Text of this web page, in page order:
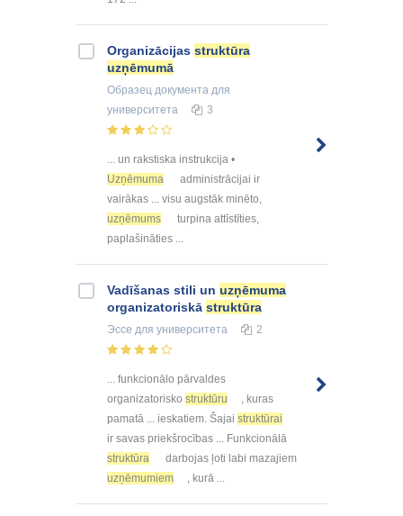
Organizācijas struktūra
uzņēmumā
Образец документа для
университета
3
... un rakstiska instrukcija •
Uzņēmuma
administrācijai ir
vairākas ... visu augstāk minēto,
uzņēmums
turpina attīstīties,
paplašināties ...
Vadīšanas stili un uzņēmuma
organizatoriskā struktūra
Эссе для университета 2
... funkcionālo pārvaldes
organizatorisko struktūru
, kuras
pamatā ... ieskatiem. Šajai struktūrai
ir savas priekšrocības ... Funkcionālā
struktūra
darbojas ļoti labi mazajiem
uzņēmumiem
, kurā ...